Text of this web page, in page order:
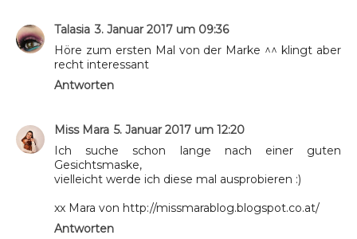
Talasia 3. Januar 2017 um 09:36
Höre zum ersten Mal von der Marke ^^ klingt aber
recht interessant
Antworten
Miss Mara 5. Januar 2017 um 12:20
Ich suche schon lange nach einer guten
Gesichtsmaske,
vielleicht werde ich diese mal ausprobieren :)
xx Mara von http://missmarablog.blogspot.co.at/
Antworten